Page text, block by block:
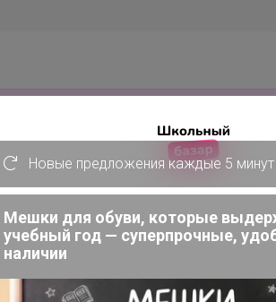
лишь членам клуба
24 ноября, 2022 10:27
Новые предложения каждые 5 минут
Мешки для обуви, которые
учебный год — суперпрочные,
наличии